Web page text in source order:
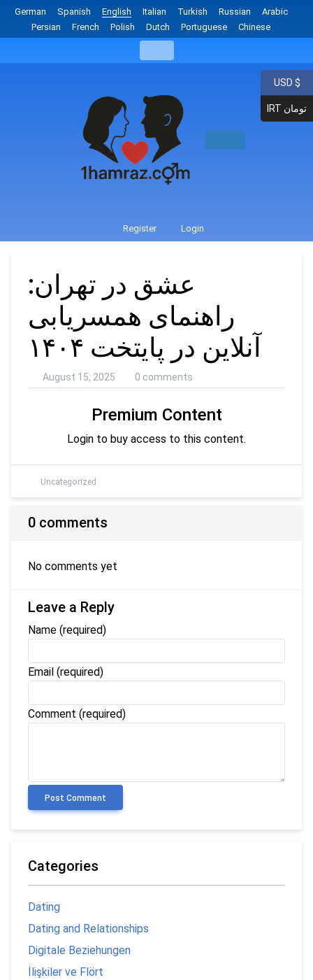
German Spanish English Italian Turkish Russian
Arabic
Persian
French Polish Dutch Portuguese Chinese
Register Login
عشق در تهران:
راهنمای همسریابی
آنلاین در پایتخت ۱۴۰۴
August 15, 2025 0 comments
Premium Content
Login to buy access to this content.
Uncategorized
0 comments
No comments yet
Leave a Reply
Name (required)
Email (required)
Comment (required)
Post Comment
Categories
Dating
Dating and Relationships
Digitale Beziehungen
İlişkiler ve Flört
USD $
IRT تومان